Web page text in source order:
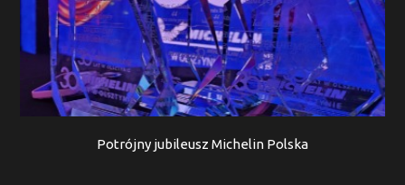
Potrójny jubileusz Michelin Polska